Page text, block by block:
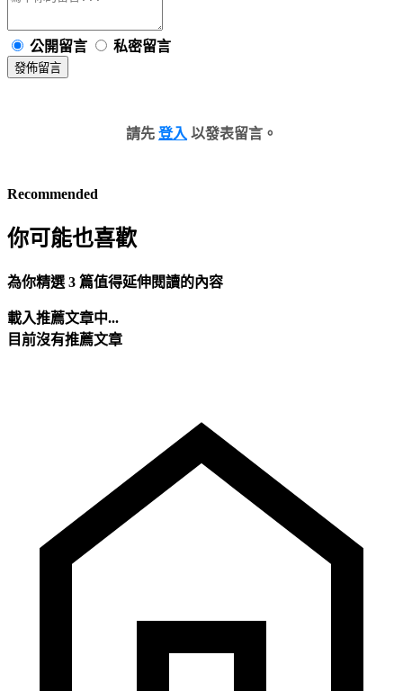
公開留言 私密留言
發佈留言
請先 登入 以發表留言。
Recommended
你可能也喜歡
為你精選 3 篇值得延伸閱讀的內容
載入推薦文章中...
目前沒有推薦文章